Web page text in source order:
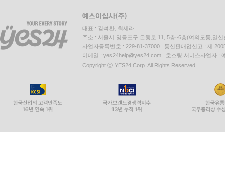
대표 : 김석환, 최세라
주소 : 서울시 영등포구 은행로 11, 5층~6층(여의도동,일신
사업자등록번호 : 229-81-37000 통신판매업신고 : 제
이메일 : yes24help@yes24.com 호스팅 서비스사업자 :
Copyright ⓒ YES24 Corp. All Rights Reserved.